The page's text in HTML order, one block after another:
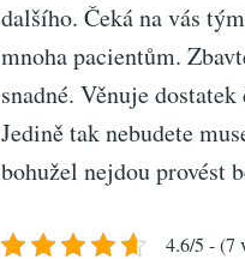
dalšího. Čeká na vás
mnoha pacientům.
snadné. Věnuje
Jedině tak nebudete
bohužel nejdou provést
4.6/5 - (7